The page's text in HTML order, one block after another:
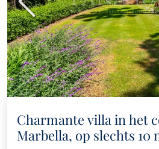
Vorige
Charmante villa in het
Marbella, op slechts 10